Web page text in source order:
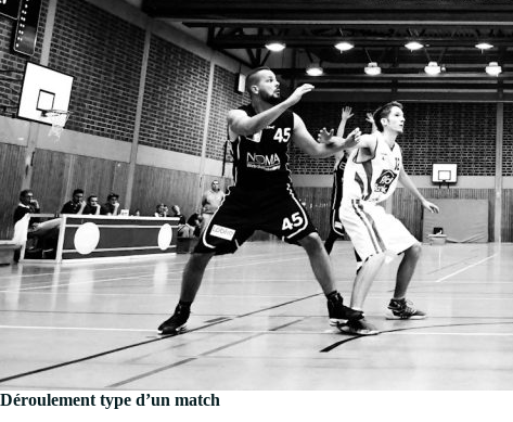
Déroulement type d’un match